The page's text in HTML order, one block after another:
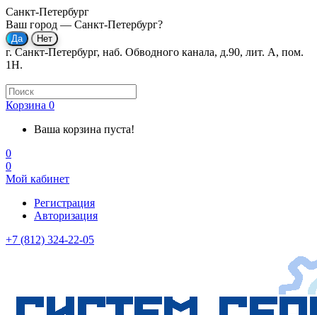
Санкт-Петербург
Ваш город — Санкт-Петербург?
г. Санкт-Петербург, наб. Обводного канала, д.90, лит. А, пом.
1Н.
Корзина 0
Ваша корзина пуста!
0
0
Мой кабинет
Регистрация
Авторизация
+7 (812) 324-22-05